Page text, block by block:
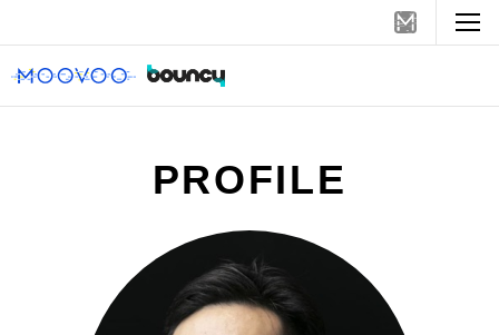
PROFILE